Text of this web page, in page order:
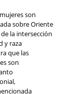
son
sobre Oriente
la intersección
y raza
que las
son